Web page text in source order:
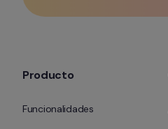
Producto
Funcionalidades